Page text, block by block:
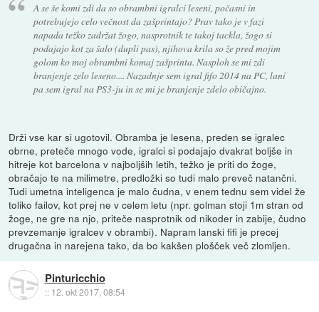
A se še komi zdi da so obrambni igralci leseni, počasni in
potrebujejo celo večnost da zašprintajo? Prav tako je v fazi
napada težko zadržat žogo, nasprotnik te takoj tackla, žogo si
podajajo kot za šalo (dupli pas), njihova krila so že pred mojim
golom ko moj obrambni komaj zašprinta. Nasploh se mi zdi
branjenje zelo leseno.... Nazadnje sem igral fifo 2014 na PC, lani
pa sem igral na PS3-ju in se mi je branjenje zdelo običajno.
Drži vse kar si ugotovil. Obramba je lesena, preden se igralec
obrne, preteče mnogo vode, igralci si podajajo dvakrat boljše in
hitreje kot barcelona v najboljših letih, težko je priti do žoge,
obračajo te na milimetre, predložki so tudi malo preveč natančni.
Tudi umetna inteligenca je malo čudna, v enem tednu sem videl že
toliko failov, kot prej ne v celem letu (npr. golman stoji 1m stran od
žoge, ne gre na njo, priteče nasprotnik od nikoder in zabije, čudno
prevzemanje igralcev v obrambi). Napram lanski fifi je precej
drugačna in narejena tako, da bo kakšen plošček več zlomljen.
Pinturicchio
:: 12. okt 2017, 08:54